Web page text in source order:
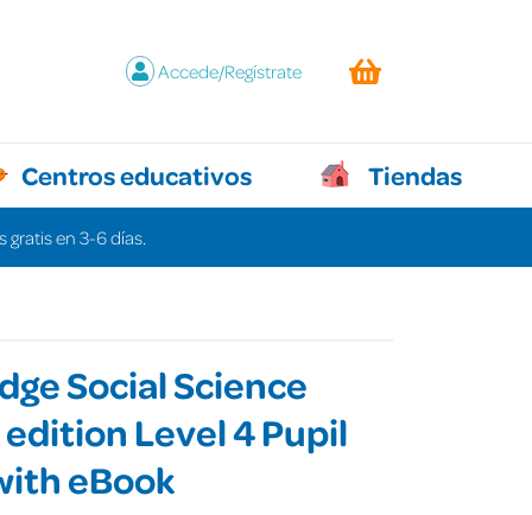
Accede/Regístrate
Centros educativos Tiendas
gratis en 3-6 días.
Social Science
Level 4 Pupil
eBook